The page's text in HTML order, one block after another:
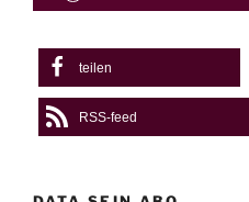
teilen
RSS-feed